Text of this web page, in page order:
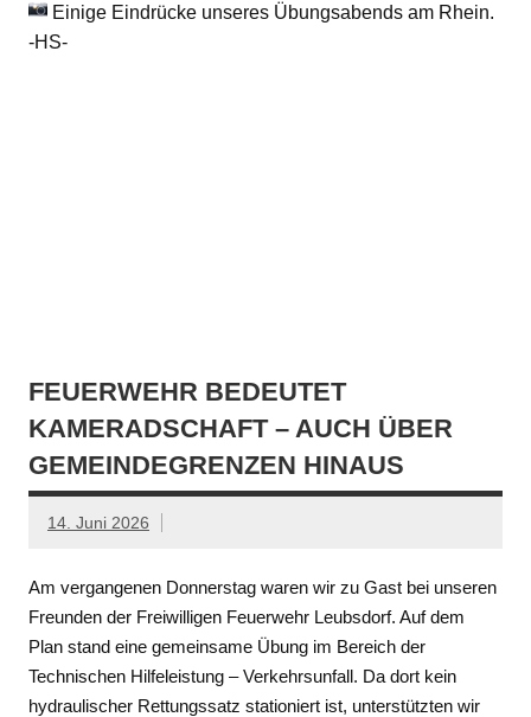
Einige Eindrücke unseres Übungsabends am Rhein.
-HS-
FEUERWEHR BEDEUTET
KAMERADSCHAFT – AUCH ÜBER
GEMEINDEGRENZEN HINAUS
14. Juni 2026
Am vergangenen Donnerstag waren wir zu Gast bei unseren
Freunden der Freiwilligen Feuerwehr Leubsdorf. Auf dem
Plan stand eine gemeinsame Übung im Bereich der
Technischen Hilfeleistung – Verkehrsunfall. Da dort kein
hydraulischer Rettungssatz stationiert ist, unterstützten wir